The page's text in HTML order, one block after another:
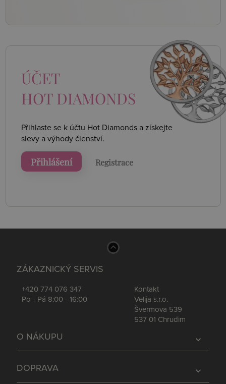
ÚČET
HOT DIAMONDS
Přihlaste se k účtu Hot Diamonds a získejte
slevy a výhody členství.
Přihlášení Registrace
ZÁKAZNICKÝ SERVIS
+420 774 076 347
Po - Pá 8:00 - 16:00
Kontakt
Velija s.r.o.
Švermova 539
537 01 Chrudim
expand_more
O NÁKUPU
expand_more
DOPRAVA